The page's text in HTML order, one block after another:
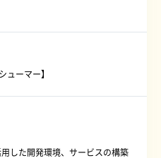
ーマー】
した開発環境、サービスの構築